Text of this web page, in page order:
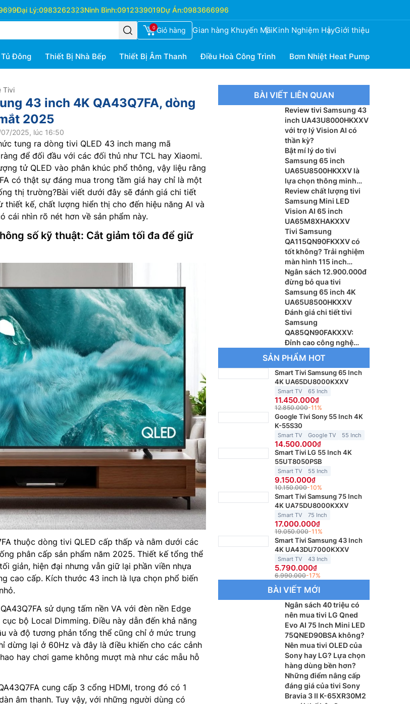
Đại Lý:0983262323Ninh Bình:0912339019Dự Án:0983666996
0 Giỏ hàng Gian hàng Khuyến MãiKinh Nghiệm HayGiới thiệu
Tủ Đông Thiết Bị Nhà Bếp Thiết Bị Âm Thanh Điều Hoà Công Trình Bơm Nhiệt Heat Pump
Tivi
43 inch 4K QA43Q7FA, dòng
2025
2025, lúc 16:50
tung ra dòng tivi QLED 43 inch mang mã
để đối đầu với các đối thủ như TCL hay Xiaomi.
tử QLED vào phân khúc phổ thông, vậy liệu rằng
có thật sự đáng mua trong tầm giá hay chỉ là một
thị trường?Bài viết dưới đây sẽ đánh giá chi tiết
thiết kế, chất lượng hiển thị cho đến hiệu năng AI và
cái nhìn rõ nét hơn về sản phẩm này.
số kỹ thuật: Cắt giảm tối đa để giữ
thuộc dòng tivi QLED cấp thấp và nằm dưới các
phân cấp sản phẩm năm 2025. Thiết kế tổng thể
giản, hiện đại nhưng vẫn giữ lại phần viền nhựa
cao cấp. Kích thước 43 inch là lựa chọn phổ biến
QA43Q7FA sử dụng tấm nền VA với đèn nền Edge
bộ Local Dimming. Điều này dẫn đến khả năng
và độ tương phản tổng thể cũng chỉ ở mức trung
dừng lại ở 60Hz và đây là điều khiến cho các cảnh
hay chơi game không mượt mà như các mẫu hỗ
cung cấp 3 cổng HDMI, trong đó có 1
âm thanh. Tuy vậy, với những người dùng có
BÀI VIẾT LIÊN QUAN
Review tivi Samsung 43
inch UA43U8000HKXXV
với trợ lý Vision AI có
thần kỳ?
Bật mí lý do tivi
Samsung 65 inch
UA65U8500HKXXV là
lựa chọn thông minh
cho phòng khách
Review chất lượng tivi
Samsung Mini LED
Vision AI 65 inch
UA65M8XHAKXXV
Tivi Samsung
QA115QN90FKXXV có
tốt không? Trải nghiệm
màn hình 115 inch
khổng lồ
Ngân sách 12.900.000đ
đừng bỏ qua tivi
Samsung 65 inch 4K
UA65U8500HKXXV
Đánh giá chi tiết tivi
Samsung
QA85QN90FAKXXV:
Đỉnh cao công nghệ
Vision AI thế hệ mới
SẢN PHẨM HOT
Smart Tivi Samsung 65 Inch
4K UA65DU8000KXXV
Smart TV 65 Inch
11.450.000
12.850.000-11%
Google Tivi Sony 55 Inch 4K
K-55S30
Smart TV Google TV 55 Inch
14.500.000
Smart Tivi LG 55 Inch 4K
55UT8050PSB
Smart TV 55 Inch
9.150.000
10.150.000-10%
Smart Tivi Samsung 75 Inch
4K UA75DU8000KXXV
Smart TV 75 Inch
17.000.000
19.050.000-11%
Smart Tivi Samsung 43 Inch
4K UA43DU7000KXXV
Smart TV 43 Inch
5.790.000
6.990.000-17%
BÀI VIẾT MỚI
Ngân sách 40 triệu có
nên mua tivi LG Qned
Evo AI 75 Inch Mini LED
75QNED90BSA không?
Nên mua tivi OLED của
Sony hay LG? Lựa chọn
hàng dùng bền hơn?
Những điểm nâng cấp
đáng giá của tivi Sony
Bravia 3 II K-65XR30M2